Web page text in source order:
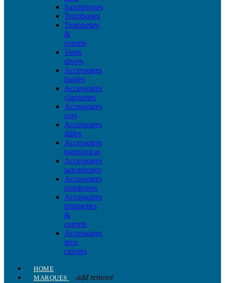
Saxophones
Trombones
Trompettes
&
cornets
Vents
divers
Accessoires
bugles
Accessoires
clarinettes
Accessoires
cors
Accessoires
flûtes
Accessoires
harmonicas
Accessoires
saxophones
Accessoires
trombones
Accessoires
trompettes
&
cornets
Accessoires
gros
cuivres
HOME
MARQUES
add remove